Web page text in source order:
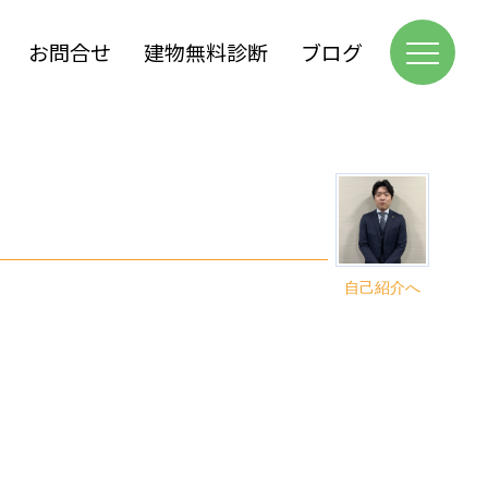
お問合せ 建物無料診断 ブログ
自己紹介へ